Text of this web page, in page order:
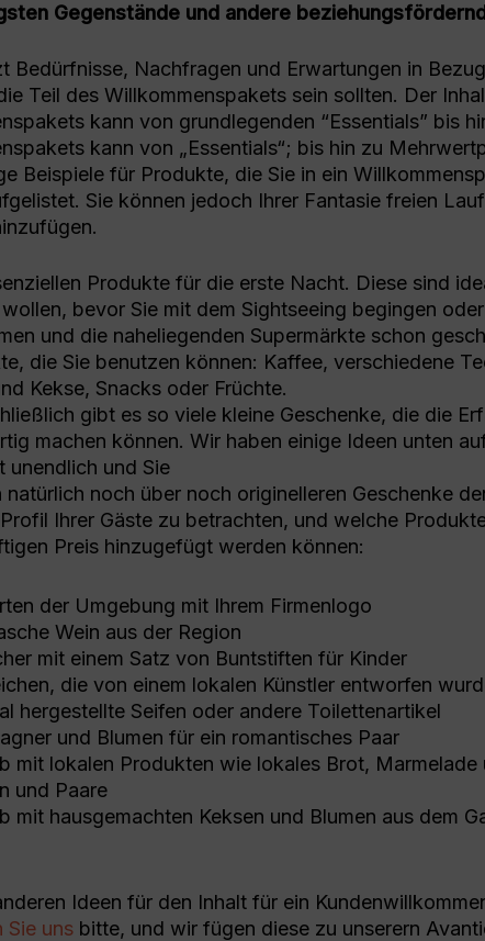
Gegenstände und andere
Bedürfnisse, Nachfragen und Erwartungen in
Teil des Willkommenspakets sein sollten. Der
kann von grundlegenden “Essentials” bis
kann von „Essentials“; bis hin zu
Beispiele für Produkte, die Sie in ein
Sie können jedoch Ihrer Fantasie freien
Produkte für die erste Nacht. Diese sind
bevor Sie mit dem Sightseeing begingen
und die naheliegenden Supermärkte schon
die Sie benutzen können: Kaffee, verschiedene
Kekse, Snacks oder Früchte.
gibt es so viele kleine Geschenke, die die
machen können. Wir haben einige Ideen unten
unendlich und Sie
natürlich noch über noch originelleren Geschenke
Ihrer Gäste zu betrachten, und welche
Preis hinzugefügt werden können:
der Umgebung mit Ihrem Firmenlogo
Wein aus der Region
mit einem Satz von Buntstiften für Kinder
die von einem lokalen Künstler entworfen
hergestellte Seifen oder andere Toilettenartikel
und Blumen für ein romantisches Paar
mit lokalen Produkten wie lokales Brot,
und Paare
mit hausgemachten Keksen und Blumen aus dem
Ideen für den Inhalt für ein
Sie uns bitte, und wir fügen diese zu unserern